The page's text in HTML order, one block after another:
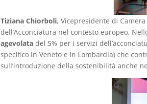
Tiziana Chiorboli, Vicepresidente di
dell’Acconciatura nel contesto europeo.
agevolata del 5% per i servizi
specifico in Veneto e in Lombardia) che
sull’introduzione della sostenibilità anche